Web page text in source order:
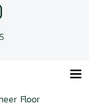
Floor